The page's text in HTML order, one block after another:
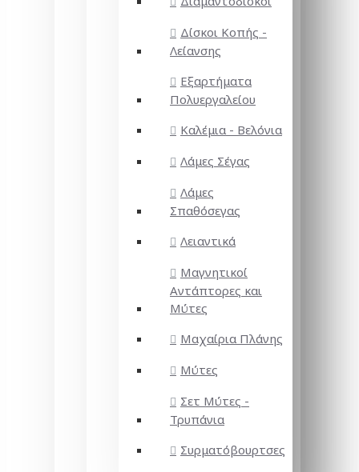
Δίσκοι Κοπής -
Λείανσης
Εξαρτήματα
Πολυεργαλείου
Καλέμια - Βελόνια
Λάμες Σέγας
Λάμες
Σπαθόσεγας
Λειαντικά
Μαγνητικοί
Αντάπτορες και
Μύτες
Μαχαίρια Πλάνης
Μύτες
Σετ Μύτες -
Τρυπάνια
Συρματόβουρτσες